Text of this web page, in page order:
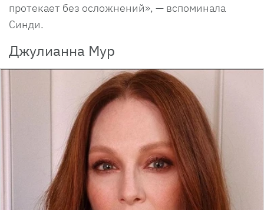
протекает без осложнений», — вспоминала
Синди.
Джулианна Мур